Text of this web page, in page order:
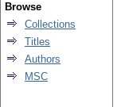
Browse
Collections
Titles
Authors
MSC